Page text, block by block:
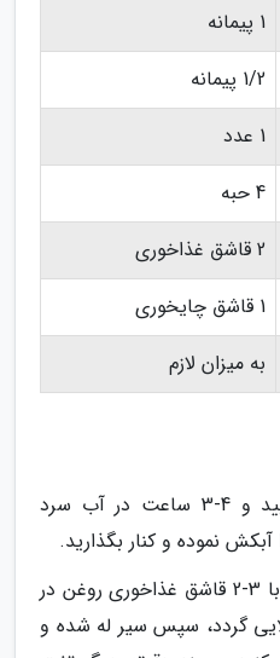
1 پیمانه
1/2 پیمانه
1 عدد
4 حبه
2 قاشق غذاخوری
1 قاشق چایخوری
به میزان لازم
لپه را پاک کنید، بشویید و 4-3 ساعت در آب سرد
نموده و کنار بگذارید.
پیاز را ریز خرد نموده و با 3-2 قاشق غذاخوری روغن در
گردد، سپس سیر له شده و